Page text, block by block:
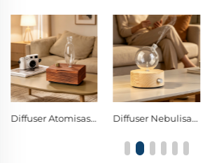
Diffuser Nebulisasi Kaca Borosilikat Bola dengan Tombol Tunggal dan Lampu LED Hangat sebagai Lampu Hias Malam Minyak Aroma dengan Berbagai Wangi Bunga & Segar, Pemurni Udara & Pereda Stres untuk Setiap Sudut Kehidupan Anda